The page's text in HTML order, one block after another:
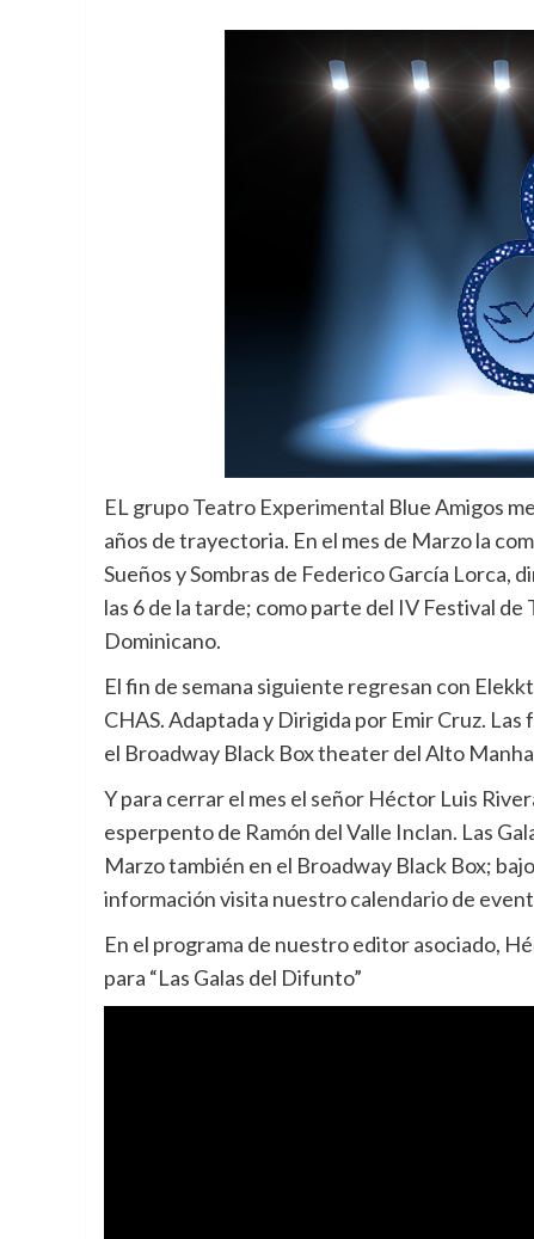
EL grupo Teatro Experimental Blue Amigos
años de trayectoria. En el mes de Marzo la
Sueños y Sombras de Federico García Lorca,
las 6 de la tarde; como parte del IV Festival
Dominicano.
El fin de semana siguiente regresan con
CHAS. Adaptada y Dirigida por Emir Cruz.
el Broadway Black Box theater del Alto
Y para cerrar el mes el señor Héctor Luis
esperpento de Ramón del Valle Inclan. Las
Marzo también en el Broadway Black Box;
información visita nuestro calendario de
En el programa de nuestro editor asociado,
para “Las Galas del Difunto”